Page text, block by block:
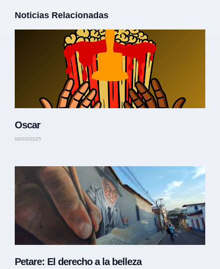
Noticias Relacionadas
Oscar
06/03/2025
Petare: El derecho a la belleza